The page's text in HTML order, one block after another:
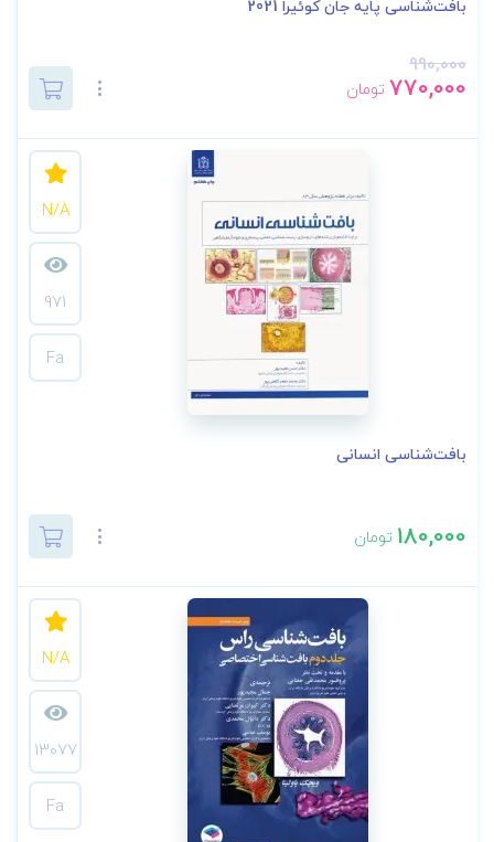
بافت‌شناسی پایه جان کوئیرا 2021
990,000
770,000 تومان
N/A
971
Fa
بافت‌شناسی انسانی
180,000 تومان
N/A
13077
Fa